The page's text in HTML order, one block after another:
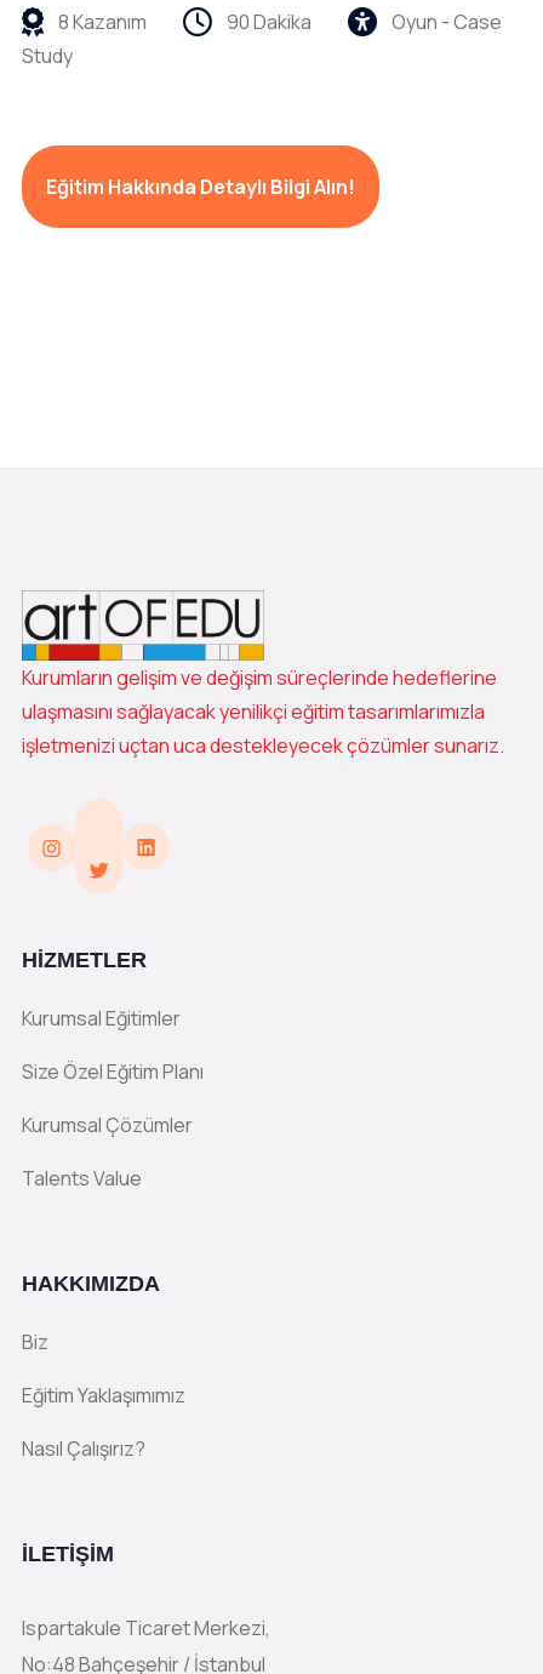
8 Kazanım 90 Dakika
Oyun - Case
Study
Eğitim Hakkında Detaylı Bilgi Alın!
Kurumların gelişim ve değişim süreçlerinde hedeflerine
ulaşmasını sağlayacak yenilikçi eğitim tasarımlarımızla
işletmenizi uçtan uca destekleyecek çözümler sunarız.
Instagram
Twitter
LinkedIn
HIZMETLER
Kurumsal Eğitimler
Size Özel Eğitim Planı
Kurumsal Çözümler
Talents Value
HAKKIMIZDA
Biz
Eğitim Yaklaşımımız
Nasıl Çalışırız?
İLETIŞIM
Ispartakule Ticaret Merkezi,
No:48 Bahçeşehir / İstanbul